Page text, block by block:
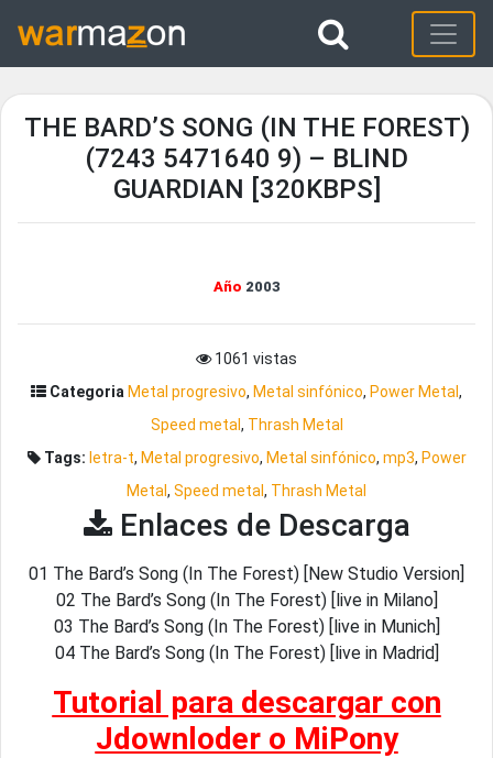
THE BARD’S SONG (IN THE FOREST)
(7243 5471640 9) – BLIND
GUARDIAN [320KBPS]
Año 2003
1061 vistas
Categoria Metal progresivo, Metal sinfónico, Power Metal ,
Speed metal , Thrash Metal
Tags: letra-t, Metal progresivo, Metal sinfónico, mp3, Power
Metal , Speed metal , Thrash Metal
Enlaces de Descarga
01 The Bard’s Song (In The Forest) [New Studio Version]
02 The Bard’s Song (In The Forest) [live in Milano]
03 The Bard’s Song (In The Forest) [live in Munich]
04 The Bard’s Song (In The Forest) [live in Madrid]
Tutorial para descargar con
Jdownloder o MiPony